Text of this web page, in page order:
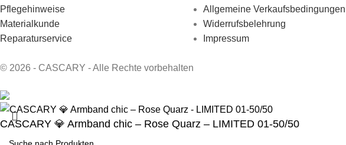
Pflegehinweise
Materialkunde
Reparaturservice
Allgemeine Verkaufsbedingungen
Widerrufsbelehrung
Impressum
© 2026 - CASCARY - Alle Rechte vorbehalten
CASCARY 💎 Armband chic – Rose Quarz – LIMITED 01-50/50